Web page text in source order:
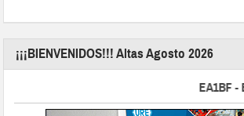
¡¡¡BIENVENIDOS!!! Altas Agosto 2026
EA1BF -